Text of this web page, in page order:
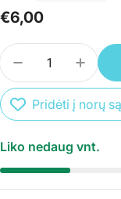
Įprasta
€6,00
Kiekis
SUMAŽINTI
Pridėti į norų
Liko nedaug vnt.